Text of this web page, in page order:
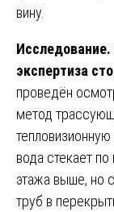
вину.
Исследование.
экспертиза
проведён
метод
вода стекает
этажа выше, но
труб в